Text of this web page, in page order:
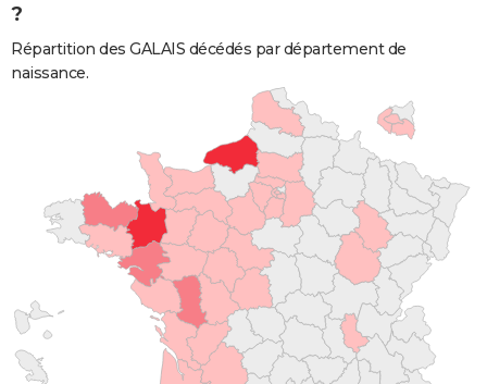
?
Répartition des GALAIS décédés par département de
naissance.